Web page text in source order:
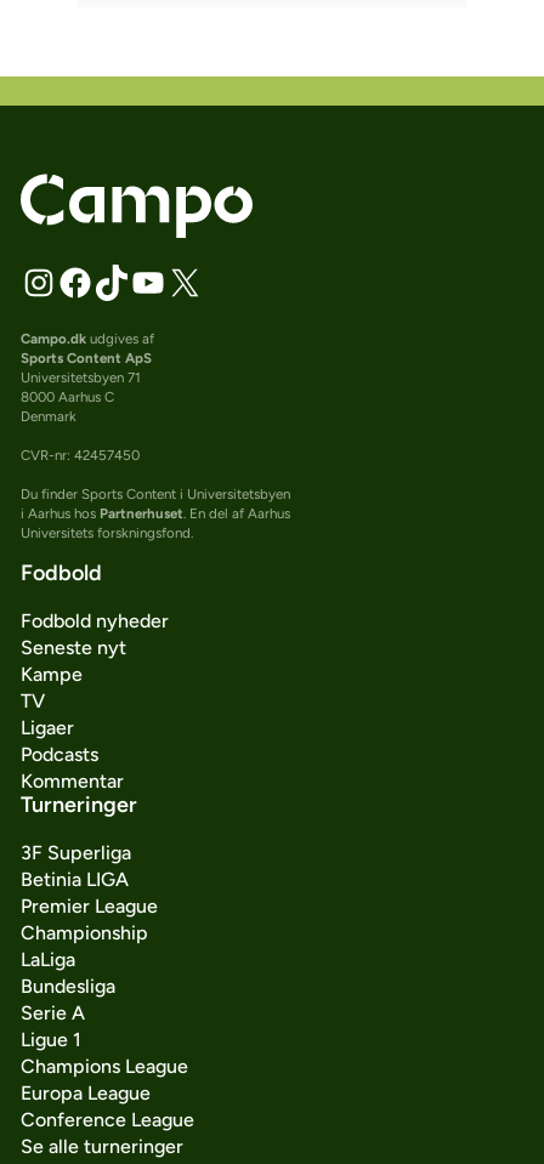
Campo.dkudgives af
Sports Content ApS
Universitetsbyen 71
8000 Aarhus C
Denmark
CVR-nr: 42457450
Du finder Sports Content i Universitetsbyen
i Aarhus hos Partnerhuset. En del af Aarhus
Universitets forskningsfond.
Fodbold
Fodbold nyheder
Seneste nyt
Kampe
TV
Ligaer
Podcasts
Kommentar
Turneringer
3F Superliga
Betinia LIGA
Premier League
Championship
LaLiga
Bundesliga
Serie A
Ligue 1
Champions League
Europa League
Conference League
Se alle turneringer